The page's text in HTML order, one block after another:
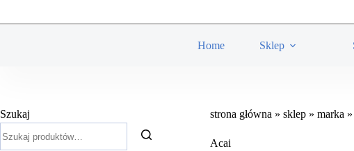
Home Sklep
strona główna »sklep »marka
Acai
Szukaj
Szukaj: